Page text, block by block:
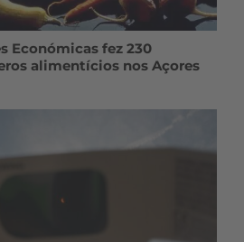
Económicas fez 230
alimentícios nos Açores